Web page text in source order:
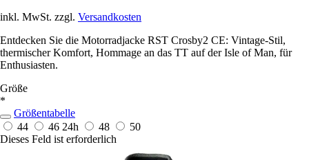
inkl. MwSt. zzgl. Versandkosten
Entdecken Sie die Motorradjacke RST Crosby2 CE: Vintage-Stil,
thermischer Komfort, Hommage an das TT auf der Isle of Man, für
Enthusiasten.
Größe
*
Größentabelle
44
46 24h 48
50
Dieses Feld ist erforderlich